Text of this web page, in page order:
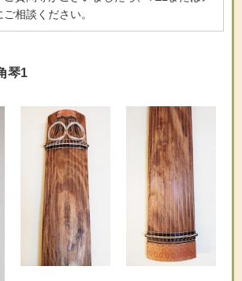
相談ください。
琴1